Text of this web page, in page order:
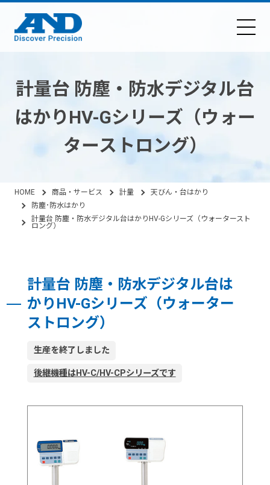
計量台 防塵・防水デジタル台
はかりHV-Gシリーズ（ウォー
ターストロング）
HOME 商品・サービス 計量
天びん・台はかり
防塵･防水はかり
計量台 防塵・防水デジタル台はかりHV-Gシリーズ（ウォータースト
ロング）
計量台 防塵・防水デジタル台は
かりHV-Gシリーズ（ウォーター
ストロング）
生産を終了しました
後継機種はHV-C/HV-CPシリーズです